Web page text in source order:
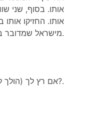
אותו. בסוף, שני
מישראל שמדובר בנעמן.
אם רץ לך (הולך לך) למה אתה רץ? ואם לא רץ לך למה אתה רץ?.